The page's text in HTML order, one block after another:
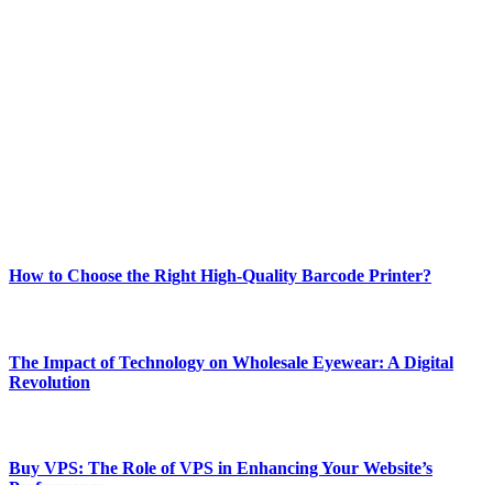
How to Choose the Right High-Quality Barcode Printer?
The Impact of Technology on Wholesale Eyewear: A Digital
Revolution
Buy VPS: The Role of VPS in Enhancing Your Website’s